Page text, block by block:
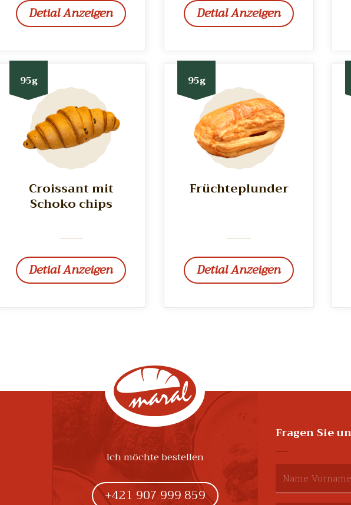
Detial Anzeigen Detial Anzeigen
95g
Croissant mit
Schoko chips
Detial Anzeigen
95g
Früchteplunder
Detial Anzeigen
Ich möchte bestellen
+421 907 999 859
Fragen Sie